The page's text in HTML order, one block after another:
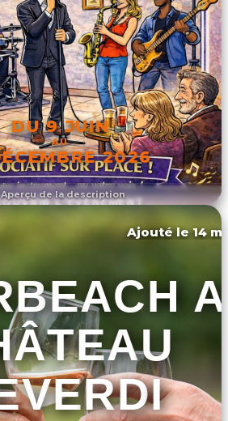
Aperçu de la description
DU 9 JUIN
AU
2026
L'ÉVÉNEMENT
Ajouté le 14